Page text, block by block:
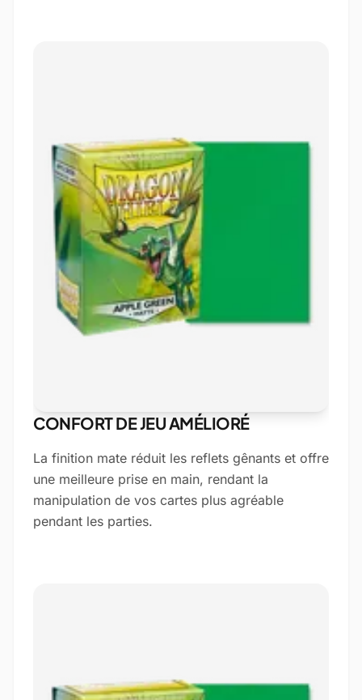
CONFORT DE JEU AMÉLIORÉ
La finition mate réduit les reflets gênants et offre
une meilleure prise en main, rendant la
manipulation de vos cartes plus agréable
pendant les parties.